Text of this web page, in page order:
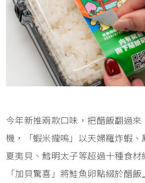
今年新推兩款口味，把醋飯翻過
機，「蝦米攏嗚」以天婦羅炸蝦、
夏夷貝、鱈明太子等超過十種食材
「加貝驚喜」將鮭魚卵點綴於醋